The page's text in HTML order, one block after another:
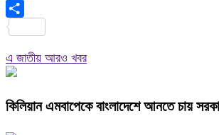
Copy
Link
এ জাতীয় আরও খবর
কিলিয়ান এমবাপেকে বাংলাদেশে আনতে চায়